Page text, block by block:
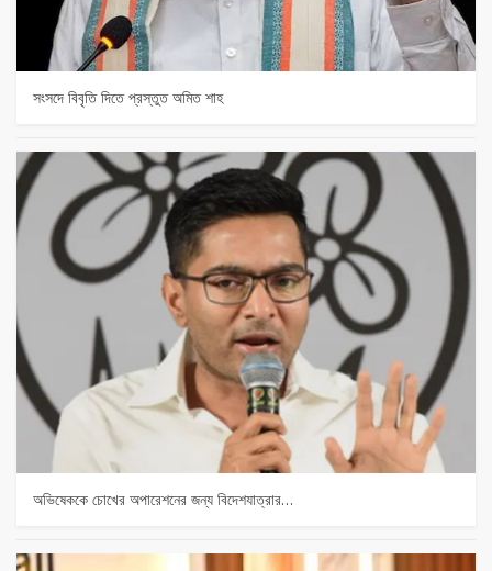
সংসদে বিবৃতি দিতে প্রস্তুত অমিত শাহ
অভিষেককে চোখের অপারেশনের জন্য বিদেশযাত্রার…